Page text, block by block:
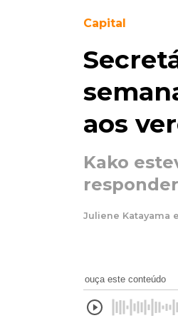
Capital
aos
Kako
Juliene Katayama
ouça este conteúdo